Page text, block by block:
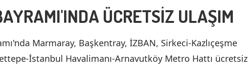
ÜCRETSİZ ULAŞIM
Marmaray, Başkentray, İZBAN, Sirkeci-Kazlıçeşme
İstanbul Havalimanı-Arnavutköy Metro Hattı ücretsiz